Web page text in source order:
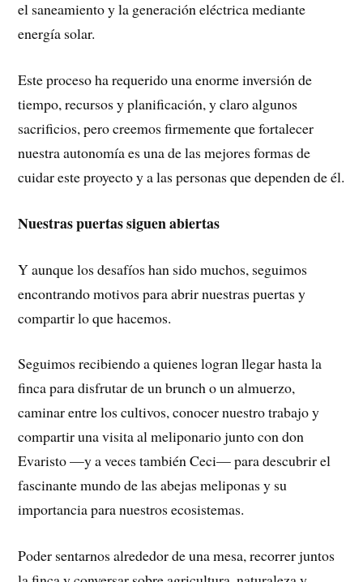
el saneamiento y la generación eléctrica mediante
energía solar.
Este proceso ha requerido una enorme inversión de
tiempo, recursos y planificación, y claro algunos
sacrificios, pero creemos firmemente que fortalecer
nuestra autonomía es una de las mejores formas de
cuidar este proyecto y a las personas que dependen de él.
Nuestras puertas siguen abiertas
Y aunque los desafíos han sido muchos, seguimos
encontrando motivos para abrir nuestras puertas y
compartir lo que hacemos.
Seguimos recibiendo a quienes logran llegar hasta la
finca para disfrutar de un brunch o un almuerzo,
caminar entre los cultivos, conocer nuestro trabajo y
compartir una visita al meliponario junto con don
Evaristo —y a veces también Ceci— para descubrir el
fascinante mundo de las abejas meliponas y su
importancia para nuestros ecosistemas.
Poder sentarnos alrededor de una mesa, recorrer juntos